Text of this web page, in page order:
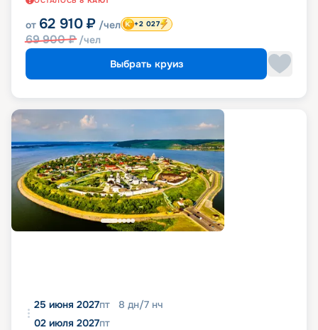
от 62 910 ₽ /чел
69 900₽ /чел
+2 027
Выбрать круиз
25 июня 2027пт 8 дн/7 нч
02 июля 2027пт